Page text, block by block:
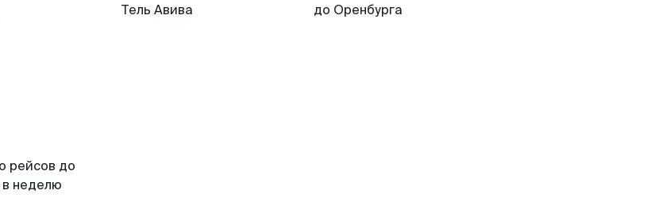
Тель Авива
до Оренбурга
рейсов до
неделю